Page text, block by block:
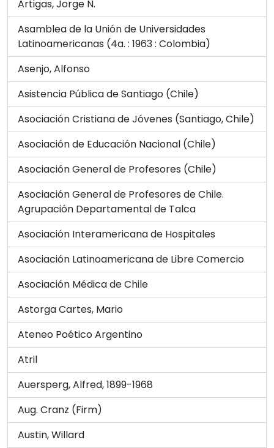
Artigas, Jorge N.
Asamblea de la Unión de Universidades
Latinoamericanas (4a. : 1963 : Colombia)
Asenjo, Alfonso
Asistencia Pública de Santiago (Chile)
Asociación Cristiana de Jóvenes (Santiago, Chile)
Asociación de Educación Nacional (Chile)
Asociación General de Profesores (Chile)
Asociación General de Profesores de Chile.
Agrupación Departamental de Talca
Asociación Interamericana de Hospitales
Asociación Latinoamericana de Libre Comercio
Asociación Médica de Chile
Astorga Cartes, Mario
Ateneo Poético Argentino
Atril
Auersperg, Alfred, 1899-1968
Aug. Cranz (Firm)
Austin, Willard